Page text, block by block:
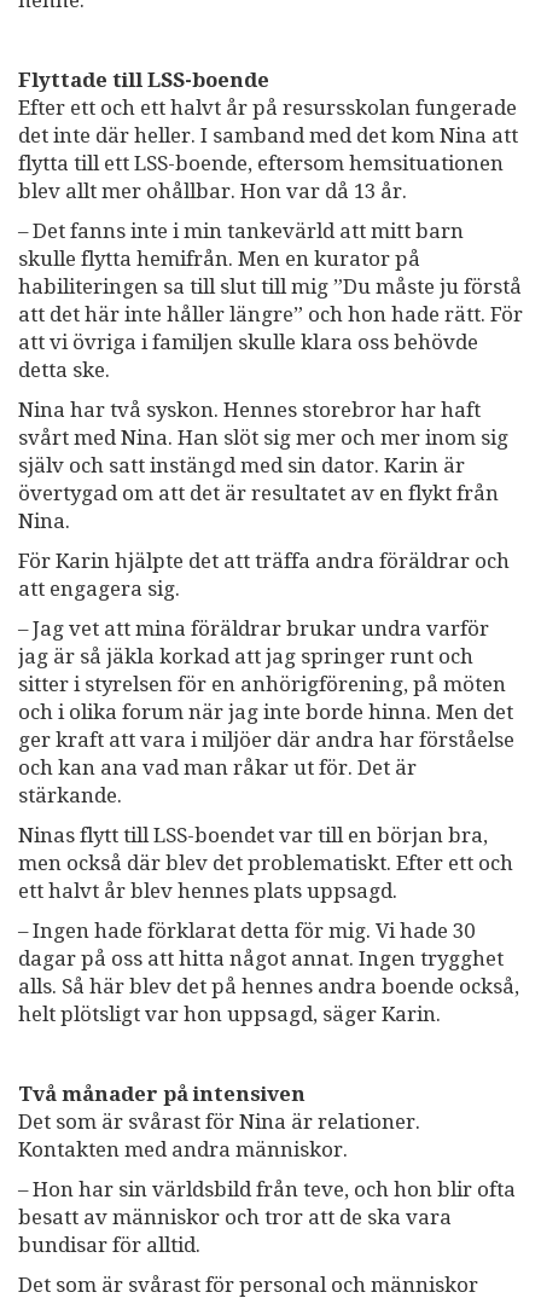
Flyttade till LSS-boende
Efter ett och ett halvt år på resursskolan fungerade
det inte där heller. I samband med det kom Nina att
flytta till ett LSS-boende, eftersom hemsituationen
blev allt mer ohållbar. Hon var då 13 år.
– Det fanns inte i min tankevärld att mitt barn
skulle flytta hemifrån. Men en kurator på
habiliteringen sa till slut till mig ”Du måste ju förstå
att det här inte håller längre” och hon hade rätt. För
att vi övriga i familjen skulle klara oss behövde
detta ske.
Nina har två syskon. Hennes storebror har haft
svårt med Nina. Han slöt sig mer och mer inom sig
själv och satt instängd med sin dator. Karin är
övertygad om att det är resultatet av en flykt från
Nina.
För Karin hjälpte det att träffa andra föräldrar och
att engagera sig.
– Jag vet att mina föräldrar brukar undra varför
jag är så jäkla korkad att jag springer runt och
sitter i styrelsen för en anhörigförening, på möten
och i olika forum när jag inte borde hinna. Men det
ger kraft att vara i miljöer där andra har förståelse
och kan ana vad man råkar ut för. Det är
stärkande.
Ninas flytt till LSS-boendet var till en början bra,
men också där blev det problematiskt. Efter ett och
ett halvt år blev hennes plats uppsagd.
– Ingen hade förklarat detta för mig. Vi hade 30
dagar på oss att hitta något annat. Ingen trygghet
alls. Så här blev det på hennes andra boende också,
helt plötsligt var hon uppsagd, säger Karin.
Två månader på intensiven
Det som är svårast för Nina är relationer.
Kontakten med andra människor.
– Hon har sin världsbild från teve, och hon blir ofta
besatt av människor och tror att de ska vara
bundisar för alltid.
Det som är svårast för personal och människor